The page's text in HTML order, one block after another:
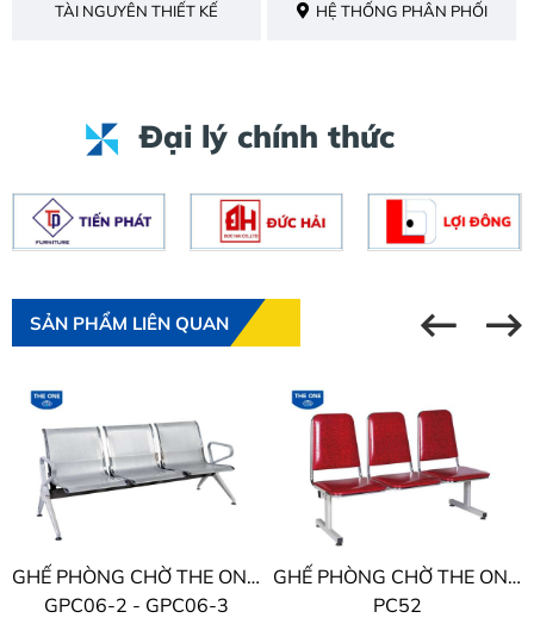
TÀI NGUYÊN THIẾT KẾ HỆ THỐNG PHÂN PHỐI
Đại lý chính thức
SẢN PHẨM LIÊN QUAN
GHẾ PHÒNG CHỜ THE ONE TỰA THÉP
GPC06-2 - GPC06-3
GHẾ PHÒNG CHỜ THE ONE BỌC PVC
PC52